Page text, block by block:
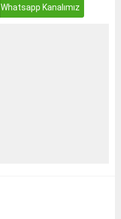
Whatsapp Kanalımız